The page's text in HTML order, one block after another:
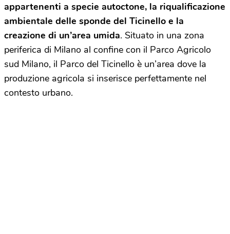
appartenenti a specie autoctone, la riqualificazione
ambientale delle sponde del Ticinello e la
creazione di un’area umida. Situato in una zona
periferica di Milano al confine con il Parco Agricolo
sud Milano, il Parco del Ticinello è un’area dove la
produzione agricola si inserisce perfettamente nel
contesto urbano.